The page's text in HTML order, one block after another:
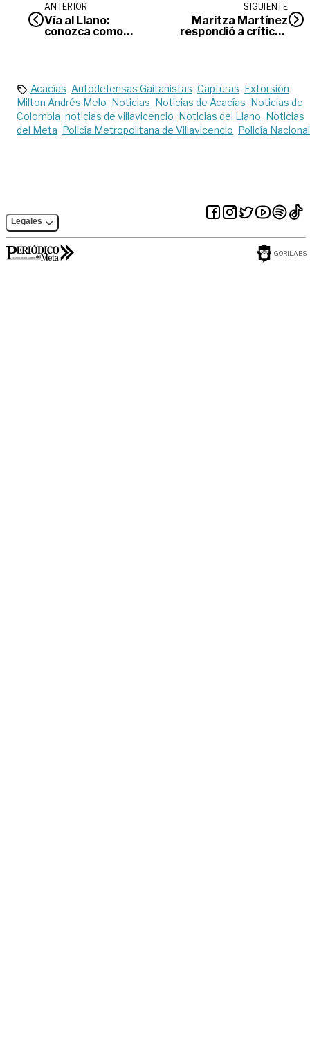
ANTERIOR
Vía al Llano:
conozca como
SIGUIENTE
Maritza Martínez
respondió a críticas
Acacías Autodefensas Gaitanistas Capturas Extorsión
Milton Andrés Melo Noticias Noticias de Acacías Noticias de
Colombia noticias de villavicencio Noticias del Llano Noticias
del Meta Policía Metropolitana de Villavicencio Policía Nacional
Legales
GORILABS